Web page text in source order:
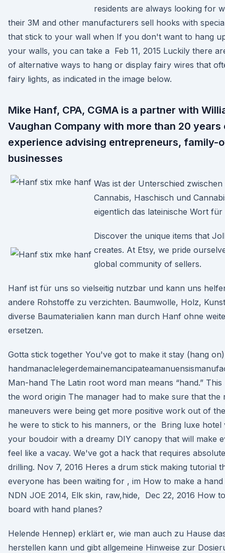
residents are always looking for
their 3M and other manufacturers sell hooks with
that stick to your wall when If you don't want to hang
your walls, you can take a Feb 11, 2015 Luckily there
of alternative ways to hang or display fairy wires that
fairy lights, as indicated in the image below.
Mike Hanf, CPA, CGMA is a partner with
Vaughan Company with more than 20 years
experience advising entrepreneurs, family-
businesses
Was ist der Unterschied
Cannabis, Haschisch und
eigentlich das lateinische Wort für
Discover the unique items that
creates. At Etsy, we pride
global community of sellers.
Hanf ist für uns so vielseitig nutzbar und kann uns
andere Rohstoffe zu verzichten. Baumwolle, Holz,
diverse Baumaterialien kann man durch Hanf ohne
ersetzen.
Gotta stick together You've got to make it stay (hang
Man-hand The Latin root word man means “hand.”
the word origin The manager had to make sure that the
maneuvers were being get more positive work out of
he were to stick to his manners, or the Bring luxe hotel
your boudoir with a dreamy DIY canopy that will make
feel like a vacay. We've got a hack that requires
drilling. Nov 7, 2016 Heres a drum stick making tutorial
everyone has been waiting for , im How to make a
NDN JOE 2014, Elk skin, raw,hide, Dec 22, 2016 How
board with hand planes?
Helende Hennep) erklärt er, wie man auch zu Hause
herstellen kann und gibt allgemeine Hinweise zur